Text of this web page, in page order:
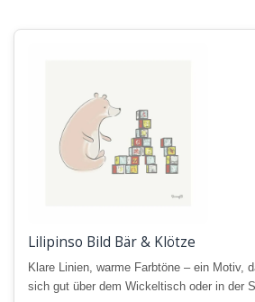
Lilipinso Bild Bär & Klötze
Klare Linien, warme Farbtöne – ein Motiv,
sich gut über dem Wickeltisch oder in der